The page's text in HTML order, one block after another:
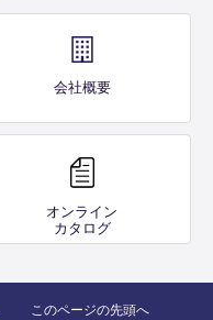
会社概要
オンライン
カタログ
このページの先頭へ